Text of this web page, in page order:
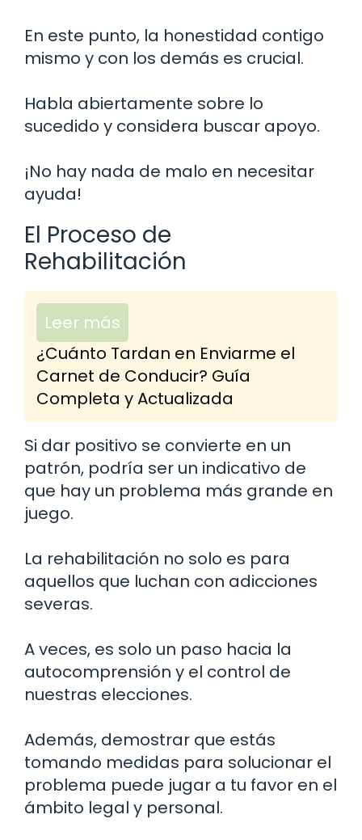
En este punto, la honestidad contigo
mismo y con los demás es crucial.
Habla abiertamente sobre lo
sucedido y considera buscar apoyo.
¡No hay nada de malo en necesitar
ayuda!
El Proceso de
Rehabilitación
Leer más
¿Cuánto Tardan en Enviarme el
Carnet de Conducir? Guía
Completa y Actualizada
Si dar positivo se convierte en un
patrón, podría ser un indicativo de
que hay un problema más grande en
juego.
La rehabilitación no solo es para
aquellos que luchan con adicciones
severas.
A veces, es solo un paso hacia la
autocomprensión y el control de
nuestras elecciones.
Además, demostrar que estás
tomando medidas para solucionar el
problema puede jugar a tu favor en el
ámbito legal y personal.